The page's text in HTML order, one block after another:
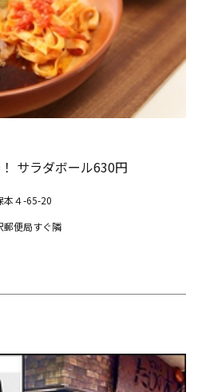
サラダボール630円
本４-65-20
郵便局すぐ隣